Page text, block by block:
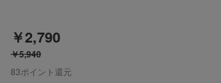
￥2,790
￥5,940
83ポイント還元